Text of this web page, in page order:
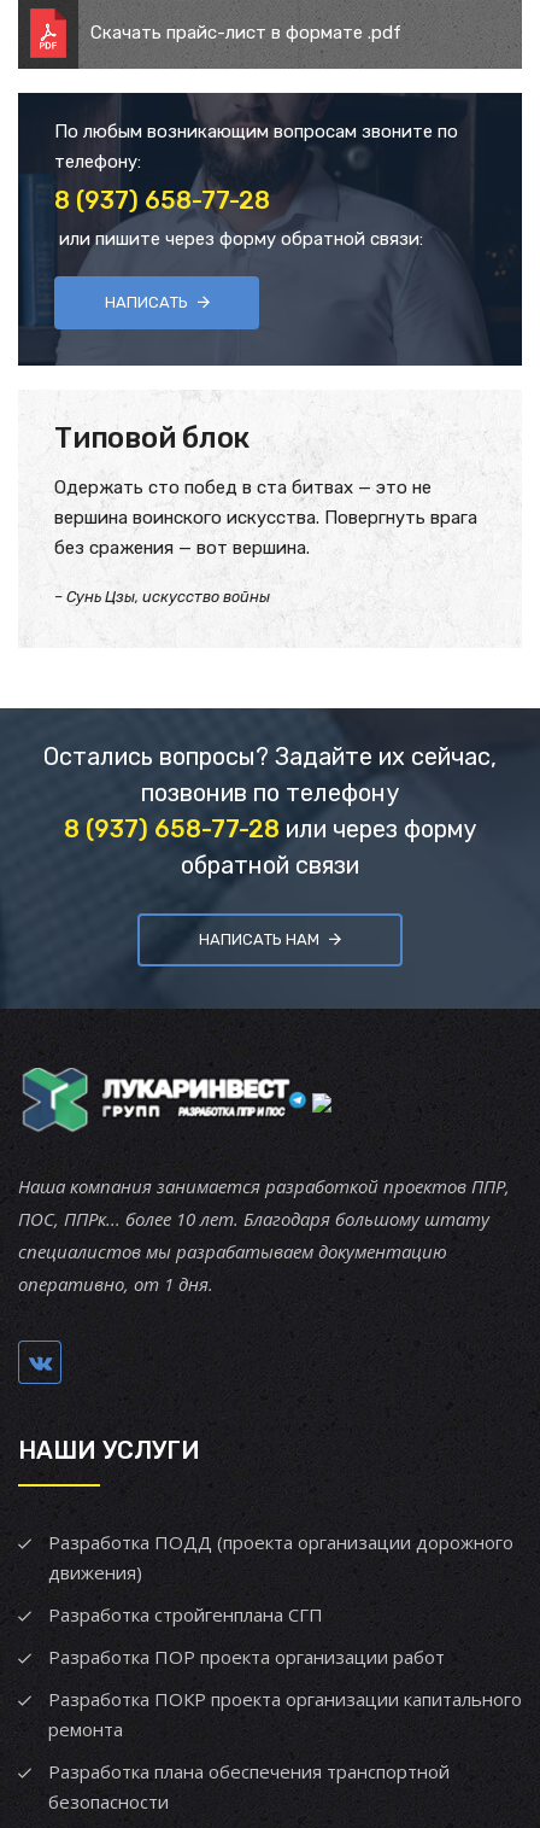
Скачать прайс-лист в формате .pdf
По любым возникающим вопросам звоните по
телефону:
8 (937) 658-77-28
или пишите через форму обратной связи:
НАПИСАТЬ
Типовой блок
Одержать сто побед в ста битвах — это не
вершина воинского искусства. Повергнуть врага
без сражения — вот вершина.
– Сунь Цзы, искусство войны
Остались вопросы? Задайте их сейчас,
позвонив по телефону
8 (937) 658-77-28 или через форму
обратной связи
НАПИСАТЬ НАМ
Наша компания занимается разработкой проектов ППР,
ПОС, ППРк... более 10 лет. Благодаря большому штату
специалистов мы разрабатываем документацию
оперативно, от 1 дня.
НАШИ УСЛУГИ
Разработка ПОДД (проекта организации дорожного
движения)
Разработка стройгенплана СГП
Разработка ПОР проекта организации работ
Разработка ПОКР проекта организации капитального
ремонта
Разработка плана обеспечения транспортной
безопасности